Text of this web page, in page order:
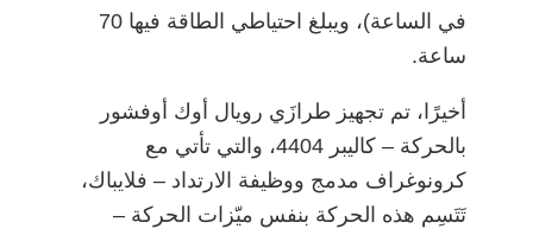
في الساعة)، ويبلغ احتياطي الطاقة فيها 70
ساعة.
أخيرًا، تم تجهيز طرازَي رويال أوك أوفشور
بالحركة – كاليبر 4404، والتي تأتي مع
كرونوغراف مدمج ووظيفة الارتداد – فلايباك،
تَتَسِم هذه الحركة بنفس ميّزات الحركة –